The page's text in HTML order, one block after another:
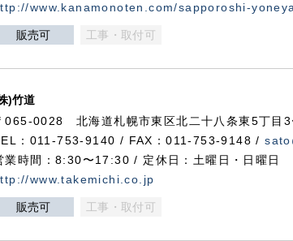
www.kanamonoten.com/sapporoshi-
販売可 工事・取付可
)竹道
065-0028 北海道札幌市東区北二十八条東5丁目3
：011-753-9140 / FAX：011-753-9148 /
業時間：8:30〜17:30 / 定休日：土曜日・日曜日
www.takemichi.co.jp
販売可 工事・取付可